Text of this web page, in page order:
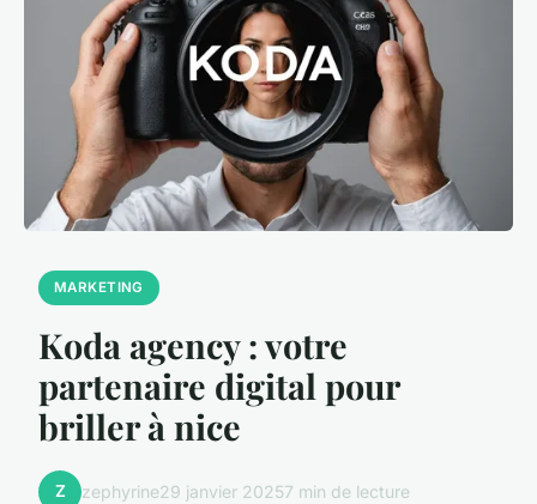
MARKETING
Koda agency : votre
partenaire digital pour
briller à nice
Z zephyrine29 janvier 20257 min de lecture